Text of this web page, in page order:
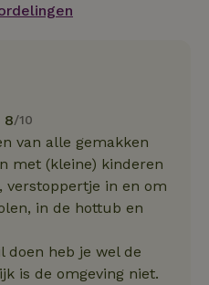
8/10
van alle gemakken
met (kleine) kinderen
verstoppertje in en om
in de hottub en
doen heb je wel de
is de omgeving niet.